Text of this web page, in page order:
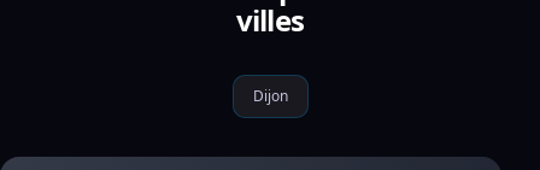
villes
Dijon